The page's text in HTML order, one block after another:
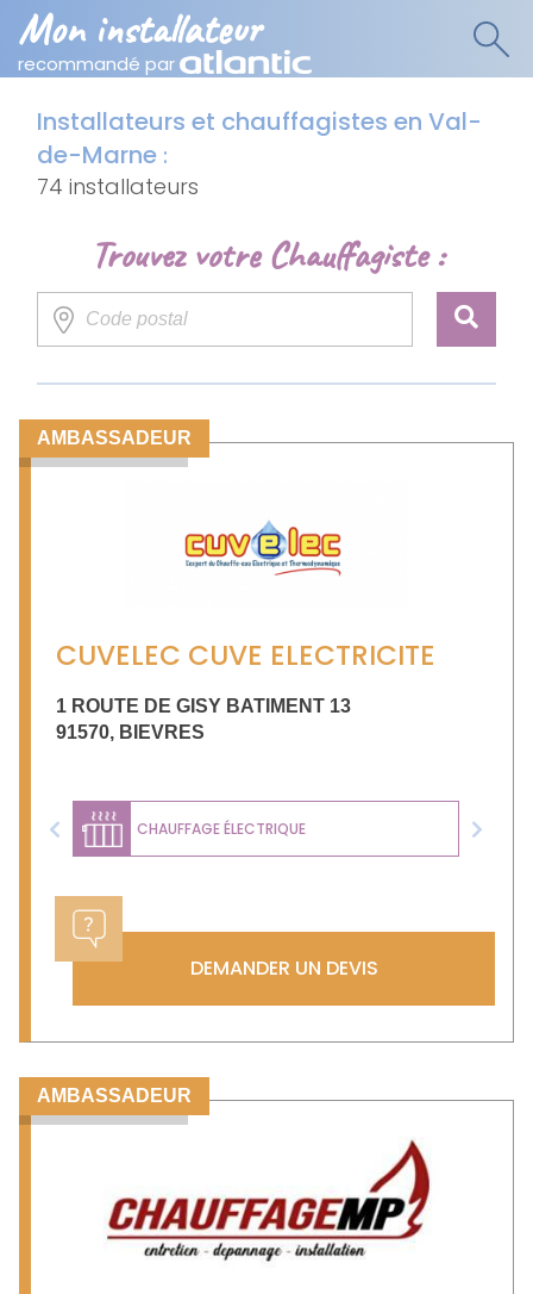
Mon installateur
recommandé par
Installateurs et chauffagistes en Val-
de-Marne :
74 installateurs
Trouvez votre Chauffagiste :
AMBASSADEUR
CUVELEC CUVE ELECTRICITE
1 ROUTE DE GISY BATIMENT 13
91570, BIEVRES
CHAUFFAGE ÉLECTRIQUE
Previous Next
DEMANDER UN DEVIS
AMBASSADEUR